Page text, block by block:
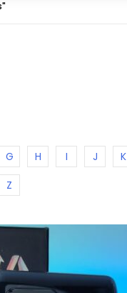
G H I J K
Z